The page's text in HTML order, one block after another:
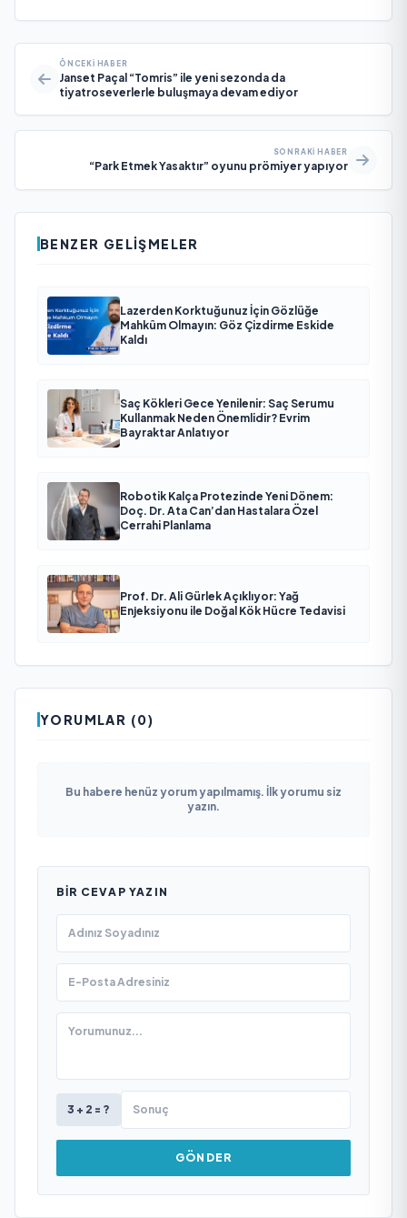
ÖNCEKI HABER
Janset Paçal “Tomris” ile yeni sezonda da
tiyatroseverlerle buluşmaya devam ediyor
SONRAKI HABER
“Park Etmek Yasaktır” oyunu prömiyer yapıyor
BENZER GELIŞMELER
Lazerden Korktuğunuz İçin Gözlüğe
Mahkûm Olmayın: Göz Çizdirme Eskide
Kaldı
Saç Kökleri Gece Yenilenir: Saç Serumu
Kullanmak Neden Önemlidir? Evrim
Bayraktar Anlatıyor
Robotik Kalça Protezinde Yeni Dönem:
Doç. Dr. Ata Can’dan Hastalara Özel
Cerrahi Planlama
Prof. Dr. Ali Gürlek Açıklıyor: Yağ
Enjeksiyonu ile Doğal Kök Hücre Tedavisi
YORUMLAR (0)
Bu habere henüz yorum yapılmamış. İlk yorumu siz
yazın.
BIR CEVAP YAZIN
3 + 2 = ?
GÖNDER